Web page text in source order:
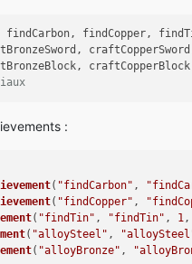
1);
1 );
findCarbon, findCopper,
:
( "findCarbon" ,
( "findCopper" ,
( "findTin" , "findTin" , 1
( "alloySteel" ,
( "alloyBronze" ,